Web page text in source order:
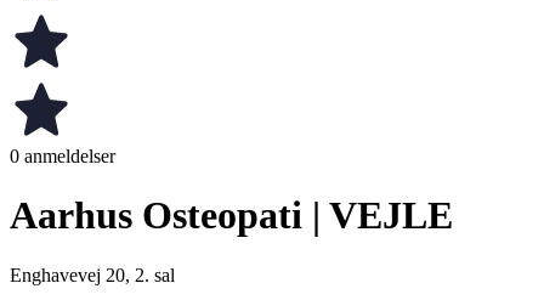
0 anmeldelser
Aarhus Osteopati | VEJLE
Enghavevej 20, 2. sal